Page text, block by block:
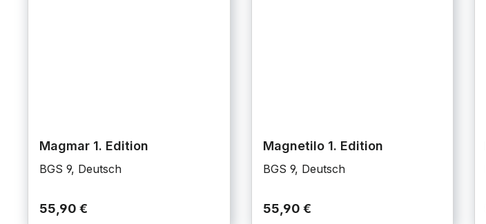
Magmar 1. Edition
BGS 9, Deutsch
55,90 €
Magnetilo 1. Edition
BGS 9, Deutsch
55,90 €